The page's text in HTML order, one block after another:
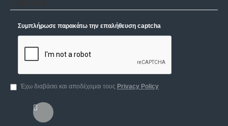
Συμπλήρωσε παρακάτω την επαλήθευση captcha
Έχω διαβάσει και αποδέχομαι τους Privacy Policy